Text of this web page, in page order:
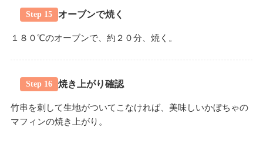
Step 15 オーブンで焼く
１８０℃のオーブンで、約２０分、焼く。
Step 16 焼き上がり確認
竹串を刺して生地がついてこなければ、美味しいかぼちゃの
マフィンの焼き上がり。